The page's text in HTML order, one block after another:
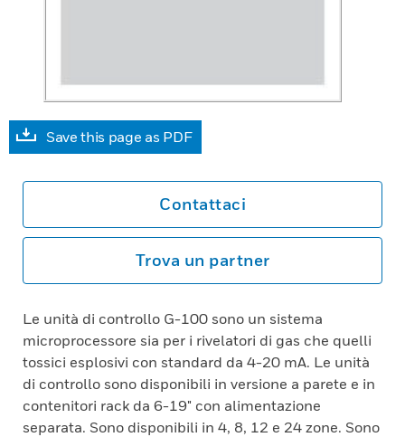
Save this page as PDF
Contattaci
Trova un partner
Le unità di controllo G-100 sono un sistema
microprocessore sia per i rivelatori di gas che quelli
tossici esplosivi con standard da 4-20 mA. Le unità
di controllo sono disponibili in versione a parete e in
contenitori rack da 6-19" con alimentazione
separata. Sono disponibili in 4, 8, 12 e 24 zone. Sono